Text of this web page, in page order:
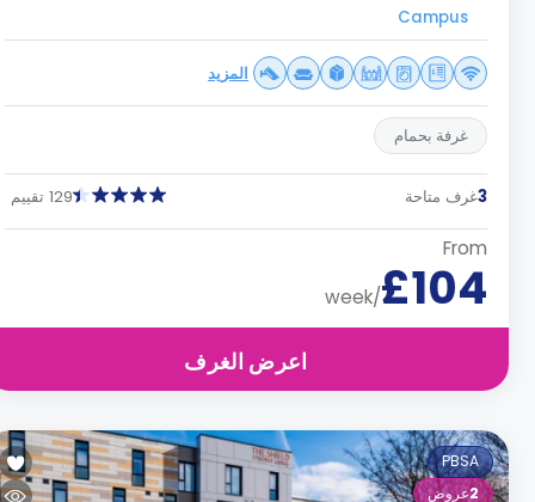
Campus
المزيد
غرفة بحمام
غرف متاحة 129 تقييم
From
£104
/week
اعرض الغرف
PBSA
2عروض